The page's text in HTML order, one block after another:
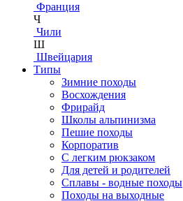
Франция
Ч
Чили
Ш
Швейцария
Типы
Зимние походы
Восхождения
Фрирайд
Школы альпинизма
Пешие походы
Корпоратив
С легким рюкзаком
Для детей и родителей
Сплавы - водные походы
Походы на выходные